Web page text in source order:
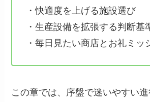
・快適度を上げる施設選び
・生産設備を拡張する判断基
・毎日見たい商店とお礼ミッ
この章では、序盤で迷いやすい